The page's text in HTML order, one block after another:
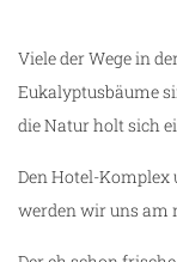
Viele der Wege in
Eukalyptusbäume
die Natur holt sich
Den Hotel-Komplex
werden wir uns am